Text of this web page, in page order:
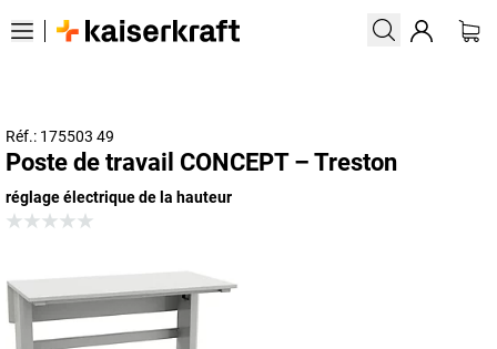
Réf.: 175503 49
Poste de travail CONCEPT – Treston
réglage électrique de la hauteur